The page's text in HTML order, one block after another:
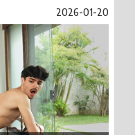
2026-01-20